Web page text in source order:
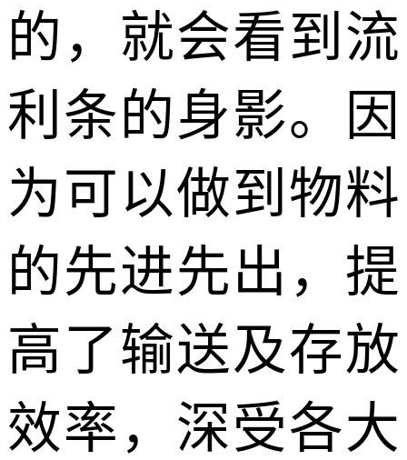
的，就会看到流
利条的身影。因
为可以做到物料
的先进先出，提
高了输送及存放
效率，深受各大